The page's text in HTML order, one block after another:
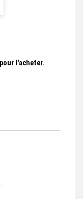
l'acheter.